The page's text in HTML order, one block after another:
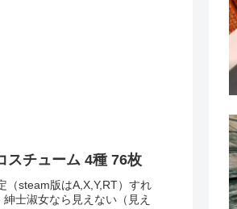
スチューム 4種 76枚
steam版はA,X,Y,RT）すれ
士淑女なら見えない（見え